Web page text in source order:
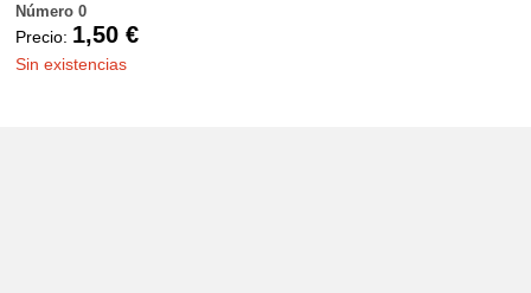
Número 0
Precio: 1,50 €
Sin existencias